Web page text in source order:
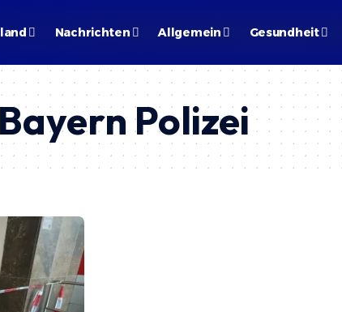
Nachrichten Allgemein Gesundheit
Bayern Polizei